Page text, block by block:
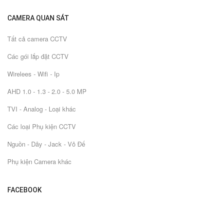
CAMERA QUAN SÁT
Tất cả camera CCTV
Các gói lắp đặt CCTV
Wirelees - Wifi - Ip
AHD 1.0 - 1.3 - 2.0 - 5.0 MP
TVI - Analog - Loại khác
Các loại Phụ kiện CCTV
Nguồn - Dây - Jack - Vỏ Đế
Phụ kiện Camera khác
FACEBOOK